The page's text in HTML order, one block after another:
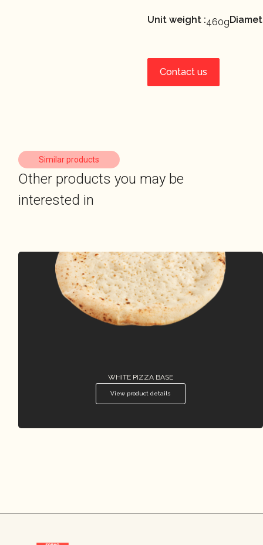
Unit weight :460g
Contact us
Similar products
Other products you may be
interested in
WHITE PIZZA BASE
View product details